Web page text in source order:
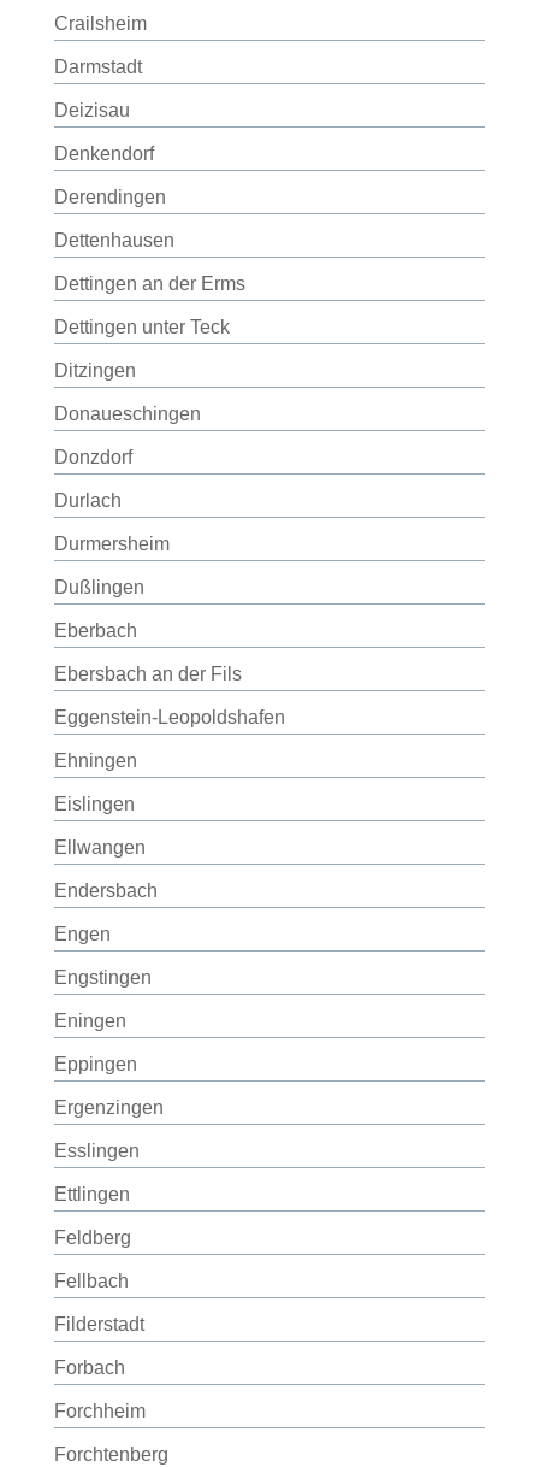
Crailsheim
Darmstadt
Deizisau
Denkendorf
Derendingen
Dettenhausen
Dettingen an der Erms
Dettingen unter Teck
Ditzingen
Donaueschingen
Donzdorf
Durlach
Durmersheim
Dußlingen
Eberbach
Ebersbach an der Fils
Eggenstein-Leopoldshafen
Ehningen
Eislingen
Ellwangen
Endersbach
Engen
Engstingen
Eningen
Eppingen
Ergenzingen
Esslingen
Ettlingen
Feldberg
Fellbach
Filderstadt
Forbach
Forchheim
Forchtenberg